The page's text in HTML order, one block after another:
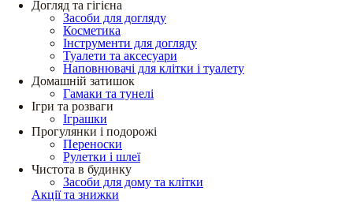
Догляд та гігієна
Засоби для догляду
Косметика
Інструменти для догляду
Туалети та аксесуари
Наповнювачі для клітки і туалету
Домашній затишок
Гамаки та тунелі
Ігри та розваги
Іграшки
Прогулянки і подорожі
Переноски
Рулетки і шлеї
Чистота в будинку
Засоби для дому та клітки
Акції та знижки